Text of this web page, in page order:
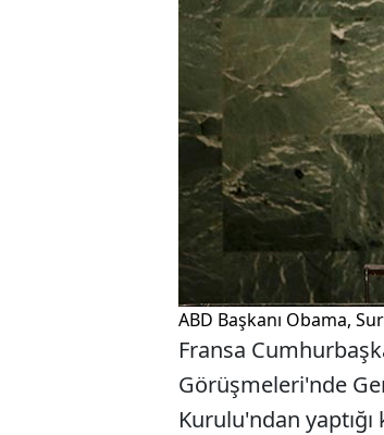
ABD Başkanı Obama,
Fransa
Görüşmeleri'nde
Kurulu'ndan